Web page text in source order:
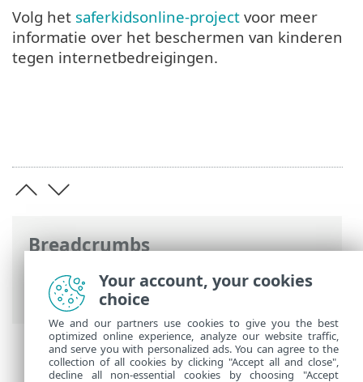
Breadcrumbs
Online-Help van ESET>ESET Glossary>
ESET-technologieën > Ouderlijk toezicht
Volg het saferkidsonline-project voor meer
informatie over het beschermen van kinderen
tegen internetbedreigingen.
Your account, your cookies
choice
We and our partners use cookies to give you the best
optimized online experience, analyze our website traffic,
and serve you with personalized ads. You can agree to the
collection of all cookies by clicking "Accept all and close",
decline all non-essential cookies by choosing "Accept